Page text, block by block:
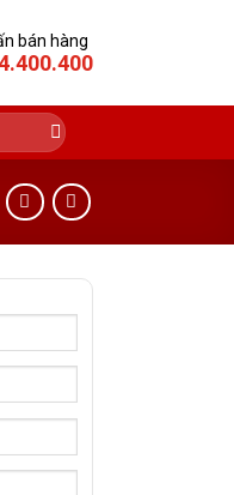
bán hàng